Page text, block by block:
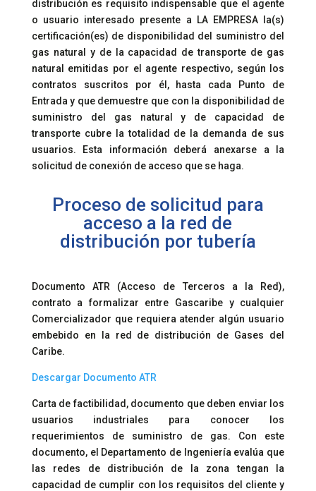
distribución es requisito indispensable que el agente
o usuario interesado presente a LA EMPRESA la(s)
certificación(es) de disponibilidad del suministro del
gas natural y de la capacidad de transporte de gas
natural emitidas por el agente respectivo, según los
contratos suscritos por él, hasta cada Punto de
Entrada y que demuestre que con la disponibilidad de
suministro del gas natural y de capacidad de
transporte cubre la totalidad de la demanda de sus
usuarios. Esta información deberá anexarse a la
solicitud de conexión de acceso que se haga.
Proceso de solicitud para
acceso a la red de
distribución por tubería
Documento ATR (Acceso de Terceros a la Red),
contrato a formalizar entre Gascaribe y cualquier
Comercializador que requiera atender algún usuario
embebido en la red de distribución de Gases del
Caribe.
Descargar Documento ATR
Carta de factibilidad, documento que deben enviar los
usuarios industriales para conocer los
requerimientos de suministro de gas. Con este
documento, el Departamento de Ingeniería evalúa que
las redes de distribución de la zona tengan la
capacidad de cumplir con los requisitos del cliente y